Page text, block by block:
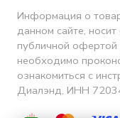
Информация о
данном сайте,
публичной
необходимо
ознакомиться с
Диалэнд, ИНН